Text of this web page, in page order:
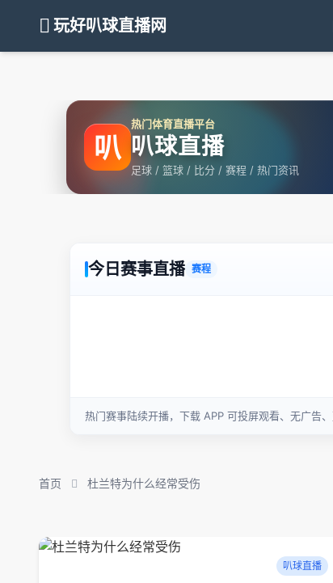
玩好叭球直播网
叭
热门体育直播平台
叭球直播
足球 / 篮球 / 比分 / 赛程 / 热门资讯
首页 杜兰特为什么经常受伤
叭球直播